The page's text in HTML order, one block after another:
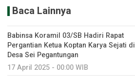
Baca Lainnya
Babinsa Koramil 03/SB Hadiri Rapat
Pergantian Ketua Koptan Karya Sejati di
Desa Sei Pegantungan
17 April 2025 - 00:00 WIB